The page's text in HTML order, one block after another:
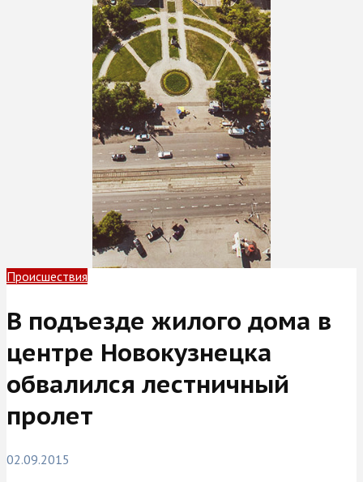
Происшествия
В подъезде жилого дома в
центре Новокузнецка
обвалился лестничный
пролет
02.09.2015